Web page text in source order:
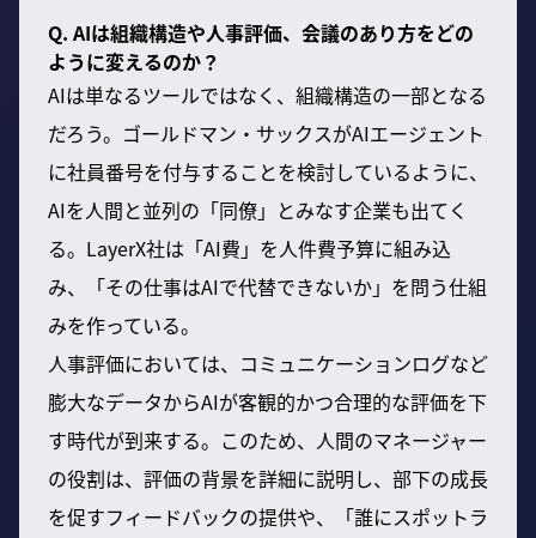
Q. AIは組織構造や人事評価、会議のあり方をどの
ように変えるのか？
AIは単なるツールではなく、組織構造の一部となる
だろう。ゴールドマン・サックスがAIエージェント
に社員番号を付与することを検討しているように、
AIを人間と並列の「同僚」とみなす企業も出てく
る。LayerX社は「AI費」を人件費予算に組み込
み、「その仕事はAIで代替できないか」を問う仕組
みを作っている。
人事評価においては、コミュニケーションログなど
膨大なデータからAIが客観的かつ合理的な評価を下
す時代が到来する。このため、人間のマネージャー
の役割は、評価の背景を詳細に説明し、部下の成長
を促すフィードバックの提供や、「誰にスポットラ